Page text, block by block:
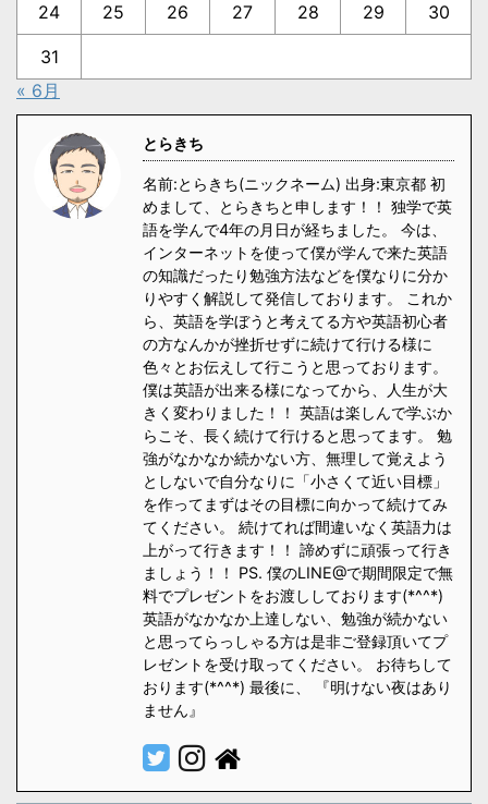
24 25 26 27 28 29 30
31
« 6月
とらきち
名前:とらきち(ニックネーム) 出身:東京都 初
めまして、とらきちと申します！！ 独学で英
語を学んで4年の月日が経ちました。 今は、
インターネットを使って僕が学んで来た英語
の知識だったり勉強方法などを僕なりに分か
りやすく解説して発信しております。 これか
ら、英語を学ぼうと考えてる方や英語初心者
の方なんかが挫折せずに続けて行ける様に
色々とお伝えして行こうと思っております。
僕は英語が出来る様になってから、人生が大
きく変わりました！！ 英語は楽しんで学ぶか
らこそ、長く続けて行けると思ってます。 勉
強がなかなか続かない方、無理して覚えよう
としないで自分なりに「小さくて近い目標」
を作ってまずはその目標に向かって続けてみ
てください。 続けてれば間違いなく英語力は
上がって行きます！！ 諦めずに頑張って行き
ましょう！！ PS. 僕のLINE@で期間限定で無
料でプレゼントをお渡ししております(*^^*)
英語がなかなか上達しない、勉強が続かない
と思ってらっしゃる方は是非ご登録頂いてプ
レゼントを受け取ってください。 お待ちして
おります(*^^*) 最後に、 『明けない夜はあり
ません』